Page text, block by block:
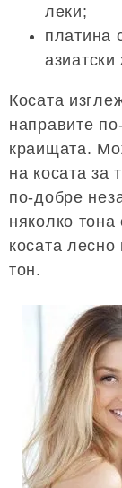
леки;
платина
Косата
направите
краищата.
на косата за
по-добре
няколко
косата
тон.